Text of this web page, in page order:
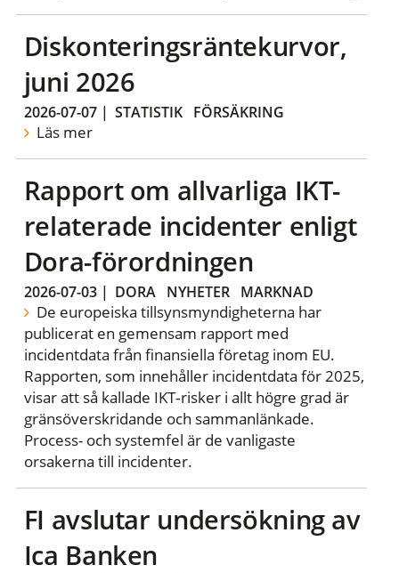
Diskonteringsräntekurvor,
juni 2026
2026-07-07| STATISTIK FÖRSÄKRING
Läs mer
Rapport om allvarliga IKT-
relaterade incidenter enligt
Dora-förordningen
2026-07-03| DORA NYHETER MARKNAD
De europeiska tillsynsmyndigheterna har
publicerat en gemensam rapport med
incidentdata från finansiella företag inom EU.
Rapporten, som innehåller incidentdata för 2025,
visar att så kallade IKT‑risker i allt högre grad är
gränsöverskridande och sammanlänkade.
Process- och systemfel är de vanligaste
orsakerna till incidenter.
FI avslutar undersökning av
Ica Banken